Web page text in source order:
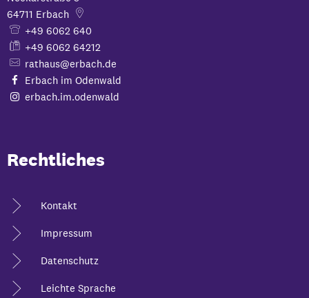
64711 Erbach
+49 6062 640
+49 6062 64212
rathaus@erbach.de
Erbach im Odenwald
erbach.im.odenwald
Rechtliches
Kontakt
Impressum
Datenschutz
Leichte Sprache